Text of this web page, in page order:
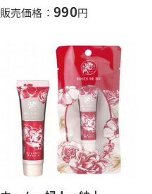
販売価格： 990円